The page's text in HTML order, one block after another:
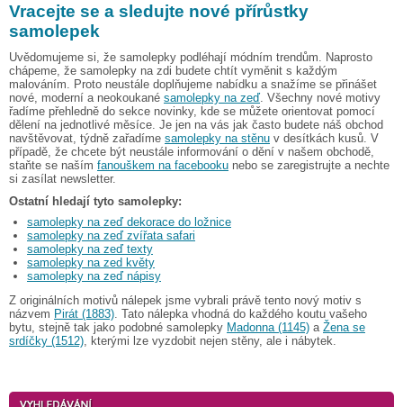
Vracejte se a sledujte nové přírůstky
samolepek
Uvědomujeme si, že samolepky podléhají módním trendům. Naprosto
chápeme, že samolepky na zdi budete chtít vyměnit s každým
malováním. Proto neustále doplňujeme nabídku a snažíme se přinášet
nové, moderní a neokoukané samolepky na zeď. Všechny nové motivy
řadíme přehledně do sekce novinky, kde se můžete orientovat pomocí
dělení na jednotlivé měsíce. Je jen na vás jak často budete náš obchod
navštěvovat, týdně zařadíme samolepky na stěnu v desítkách kusů. V
případě, že chcete být neustále informování o dění v našem obchodě,
staňte se naším fanouškem na facebooku nebo se zaregistrujte a nechte
si zasílat newsletter.
Ostatní hledají tyto samolepky:
samolepky na zeď dekorace do ložnice
samolepky na zeď zvířata safari
samolepky na zeď texty
samolepky na zed květy
samolepky na zeď nápisy
Z originálních motivů nálepek jsme vybrali právě tento nový motiv s
názvem Pirát (1883) . Tato nálepka vhodná do každého koutu vašeho
bytu, stejně tak jako podobné samolepky Madonna (1145) a Žena se
srdíčky (1512) , kterými lze vyzdobit nejen stěny, ale i nábytek.